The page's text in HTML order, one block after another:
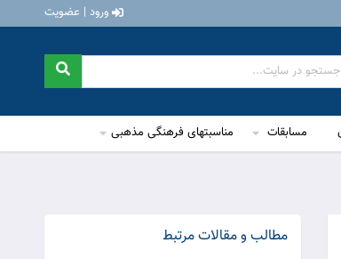
ورود | عضویت
مسابقات مناسبتهای فرهنگی مذهبی
مطالب و مقالات مرتبط